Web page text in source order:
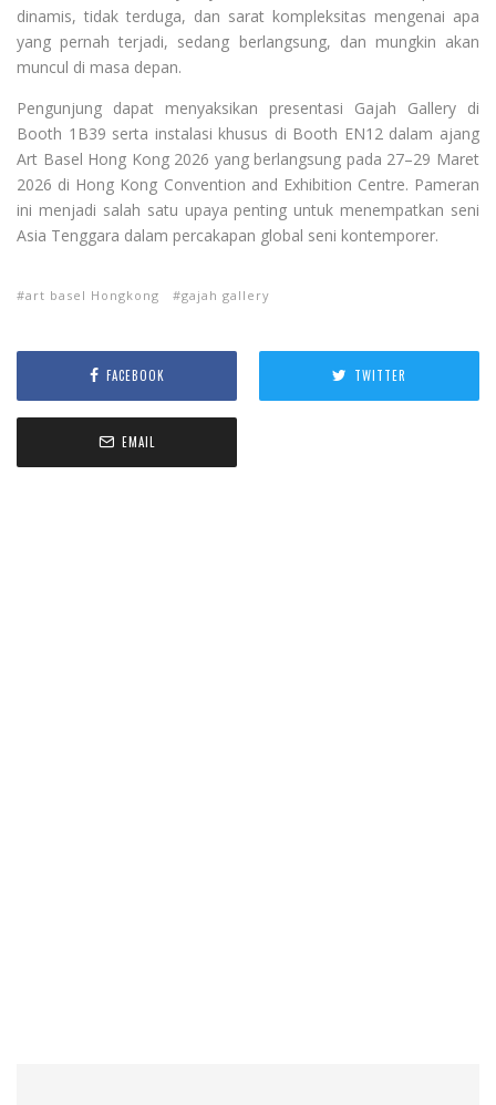
dinamis, tidak terduga, dan sarat kompleksitas mengenai apa
yang pernah terjadi, sedang berlangsung, dan mungkin akan
muncul di masa depan.
Pengunjung dapat menyaksikan presentasi Gajah Gallery di
Booth 1B39 serta instalasi khusus di Booth EN12 dalam ajang
Art Basel Hong Kong 2026 yang berlangsung pada 27–29 Maret
2026 di Hong Kong Convention and Exhibition Centre. Pameran
ini menjadi salah satu upaya penting untuk menempatkan seni
Asia Tenggara dalam percakapan global seni kontemporer.
art basel Hongkong gajah gallery
FACEBOOK TWITTER
EMAIL